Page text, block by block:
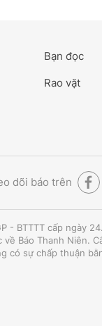
Bạn đọc
Rao vặt
dõi báo trên
- BTTTT cấp ngày
Báo Thanh Niên.
có sự chấp thuận